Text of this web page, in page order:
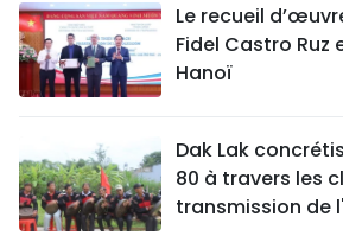
Le recueil
Fidel Castro Ruz
Hanoï
Dak Lak
80 à travers les
transmission de